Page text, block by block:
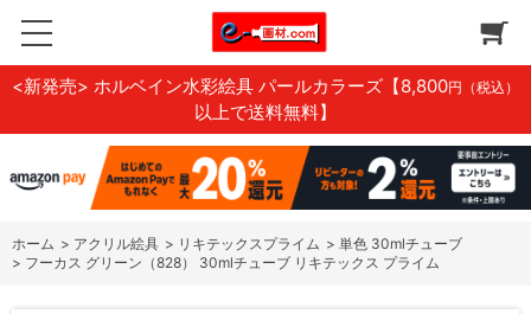
<新発売> ホルベイン水彩絵具 パールカラーズ 【8,800円（税込）
以上で送料無料】
ホーム > アクリル絵具 > リキテックスプライム > 単色 30mlチューブ
> フーカス グリーン（828） 30mlチューブ リキテックス プライム